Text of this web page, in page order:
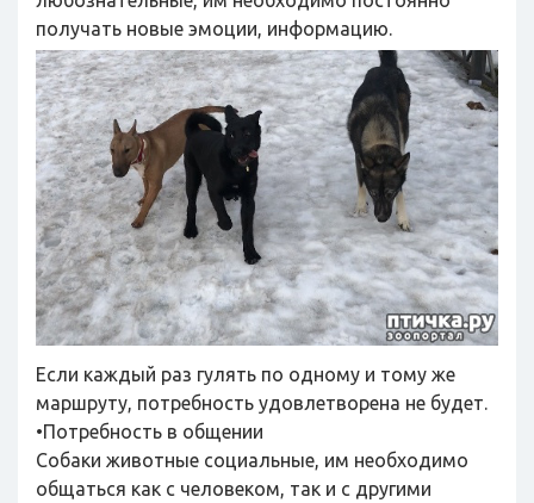
получать новые эмоции, информацию.
Если каждый раз гулять по одному и тому же
маршруту, потребность удовлетворена не будет.
•Потребность в общении
Собаки животные социальные, им необходимо
общаться как с человеком, так и с другими